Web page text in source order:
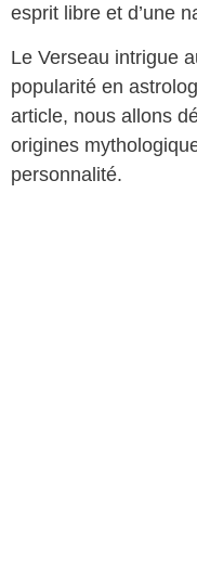
esprit libre et d’une
Le Verseau intrigue
popularité en
article, nous allons
origines
personnalité.